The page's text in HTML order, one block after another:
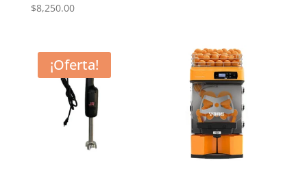
$8,250.00
¡Oferta!